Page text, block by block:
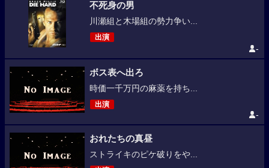
不死身の男
川瀬組と木場組の勢力争い...
出演
-
ボス表へ出ろ
時価一千万円の麻薬を持ち...
出演
-
おれたちの真昼
ストライキのピケ破りをや...